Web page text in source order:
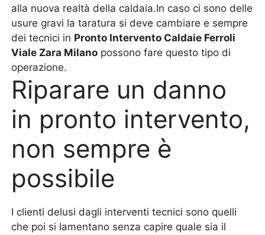
alla nuova realtà della caldaia.In caso ci sono delle
usure gravi la taratura si deve cambiare e sempre
dei tecnici in Pronto Intervento Caldaie Ferroli
Viale Zara Milano possono fare questo tipo di
operazione.
Riparare un danno
in pronto intervento,
non sempre è
possibile
I clienti delusi dagli interventi tecnici sono quelli
che poi si lamentano senza capire quale sia il